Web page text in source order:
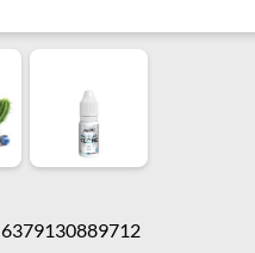
6379130889712